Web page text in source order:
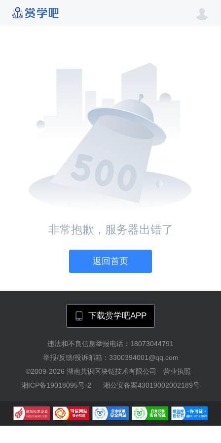
非常抱歉，服务器出错了
返回首页
下载赏学吧APP
违法和不良信息举报电话：18073044791
举报/反馈/投诉邮箱：3300394001@qq.com
©2009-2026 湖南共识区块链技术有限公司
营业执照
湘ICP备19018095号-2
湘公安备案43019002002189号